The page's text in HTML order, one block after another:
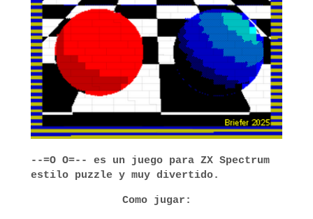
--=O O=-- es un juego para ZX Spectrum
estilo puzzle y muy divertido.
Como jugar: